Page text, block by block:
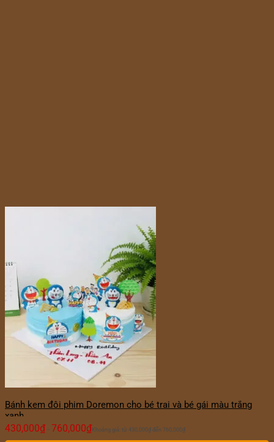
Bánh kem đôi phim Doremon cho bé trai và bé gái màu trắng
xanh
430,000₫ – 760,000₫ Khoảng giá: từ 430,000₫ đến 760,000₫